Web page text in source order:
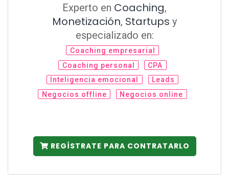
Experto en Coaching,
Monetización, Startups y
especializado en:
Coaching empresarial
Coaching personal
CPA
Inteligencia emocional
Leads
Negocios offline
Negocios online
REGÍSTRATE PARA CONTRATARLO